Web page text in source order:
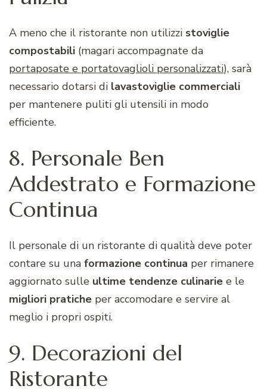
A meno che il ristorante non utilizzi stoviglie
compostabili (magari accompagnate da
portaposate e portatovaglioli personalizzati), sarà
necessario dotarsi di lavastoviglie commerciali
per mantenere puliti gli utensili in modo
efficiente.
8. Personale Ben
Addestrato e Formazione
Continua
Il personale di un ristorante di qualità deve poter
contare su una formazione continua per rimanere
aggiornato sulle ultime tendenze culinarie e le
migliori pratiche per accomodare e servire al
meglio i propri ospiti.
9. Decorazioni del
Ristorante